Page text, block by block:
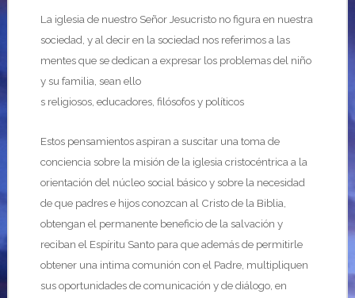
La iglesia de nuestro Señor Jesucristo no figura en nuestra
sociedad, y al decir en la sociedad nos referimos a las
mentes que se dedican a expresar los problemas del niño
y su familia, sean ello
s religiosos, educadores, filósofos y políticos
Estos pensamientos aspiran a suscitar una toma de
conciencia sobre la misión de la iglesia cristocéntrica a la
orientación del núcleo social básico y sobre la necesidad
de que padres e hijos conozcan al Cristo de la Biblia,
obtengan el permanente beneficio de la salvación y
reciban el Espíritu Santo para que además de permitirle
obtener una intima comunión con el Padre, multipliquen
sus oportunidades de comunicación y de diálogo, en